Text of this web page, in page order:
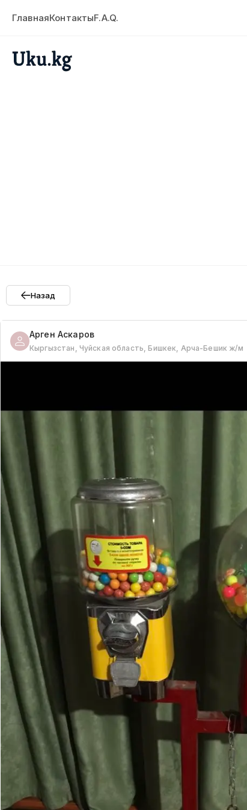
ГлавнаяКонтактыF.A.Q.
Назад
Арген Аскаров
Кыргызстан, Чуйская область, Бишкек, Арча-Бешик ж/м
Контакты